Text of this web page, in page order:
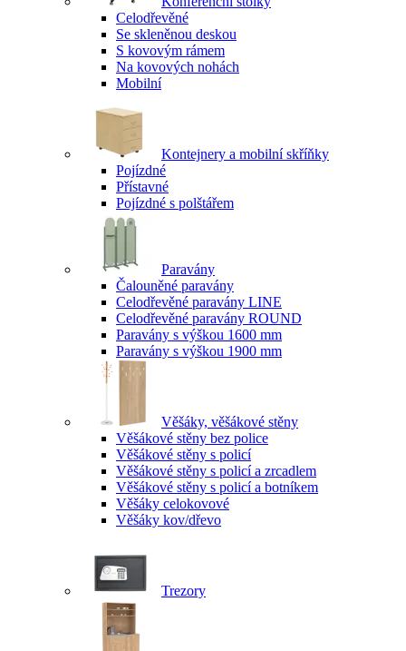
Celodřevěné
Se skleněnou deskou
S kovovým rámem
Na kovových nohách
Mobilní
Kontejnery a mobilní skříňky
Pojízdné
Přístavné
Pojízdné s polštářem
Paravány
Čalouněné paravány
Celodřevěné paravány LINE
Celodřevěné paravány ROUND
Paravány s výškou 1600 mm
Paravány s výškou 1900 mm
Věšáky, věšákové stěny
Věšákové stěny bez police
Věšákové stěny s policí
Věšákové stěny s policí a zrcadlem
Věšákové stěny s policí a botníkem
Věšáky celokovové
Věšáky kov/dřevo
Trezory